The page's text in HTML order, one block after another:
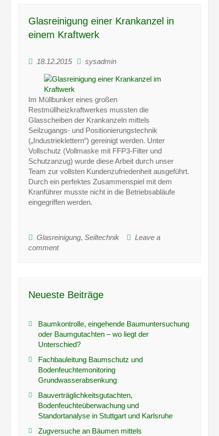
Glasreinigung einer Krankanzel in
einem Kraftwerk
18.12.2015 sysadmin
Im Müllbunker eines großen
Restmüllheizkraftwerkes mussten die
Glasscheiben der Krankanzeln mittels
Seilzugangs- und Positionierungstechnik
(„Industrieklettern“) gereinigt werden. Unter
Vollschutz (Vollmaske mit FFP3-Filter und
Schutzanzug) wurde diese Arbeit durch unser
Team zur vollsten Kundenzufriedenheit ausgeführt.
Durch ein perfektes Zusammenspiel mit dem
Kranführer musste nicht in die Betriebsabläufe
eingegriffen werden.
Glasreinigung,Seiltechnik
Leave a
comment
Neueste Beiträge
Baumkontrolle, eingehende Baumuntersuchung
oder Baumgutachten – wo liegt der
Unterschied?
Fachbauleitung Baumschutz und
Bodenfeuchtemonitoring
Grundwasserabsenkung
Bauverträglichkeitsgutachten,
Bodenfeuchteüberwachung und
Standortanalyse in Stuttgart und Karlsruhe
Zugversuche an Bäumen mittels